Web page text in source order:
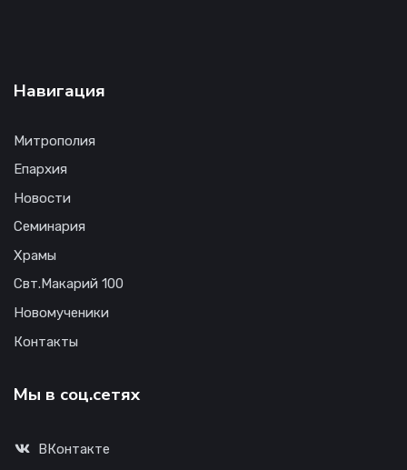
Навигация
Митрополия
Епархия
Новости
Семинария
Храмы
Свт.Макарий 100
Новомученики
Контакты
Мы в соц.сетях
ВКонтакте